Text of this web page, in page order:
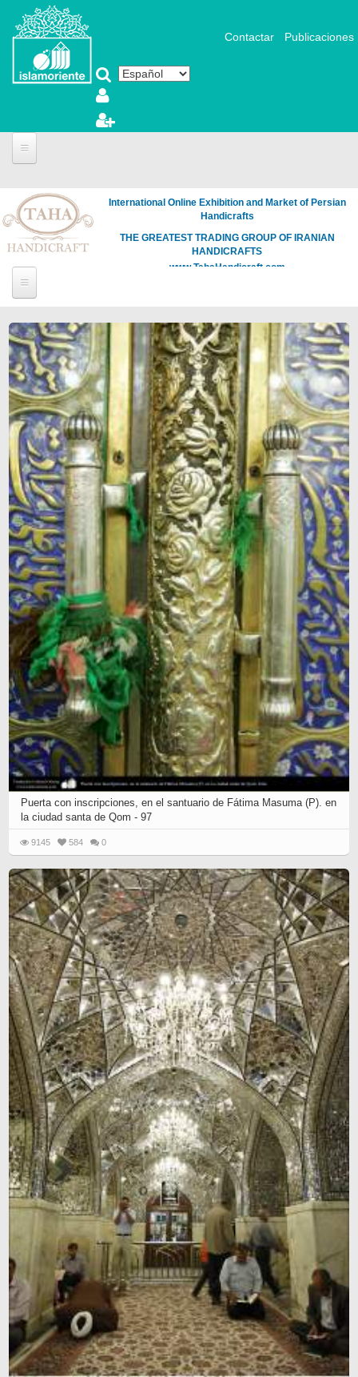
Pasar al contenido principal
Contactar Publicaciones
International Online Exhibition and Market of Persian
Handicrafts
THE GREATEST TRADING GROUP OF IRANIAN
HANDICRAFTS
www.TahaHandicraft.com
Puerta con inscripciones, en el santuario de Fátima Masuma (P). en
la ciudad santa de Qom - 97
9145 584 0
Páginas